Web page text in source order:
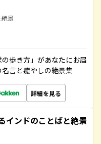
景
歩き方」があなたにお届
言と癒やしの絶景集
詳細を見る
インドのことばと絶景